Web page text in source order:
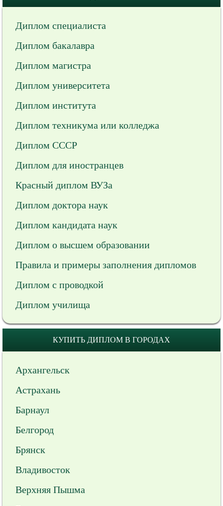
Диплом специалиста
Диплом бакалавра
Диплом магистра
Диплом университета
Диплом института
Диплом техникума или колледжа
Диплом СССР
Диплом для иностранцев
Красный диплом ВУЗа
Диплом доктора наук
Диплом кандидата наук
Диплом о высшем образовании
Правила и примеры заполнения дипломов
Диплом с проводкой
Диплом училища
КУПИТЬ ДИПЛОМ В ГОРОДАХ
Архангельск
Астрахань
Барнаул
Белгород
Брянск
Владивосток
Верхняя Пышма